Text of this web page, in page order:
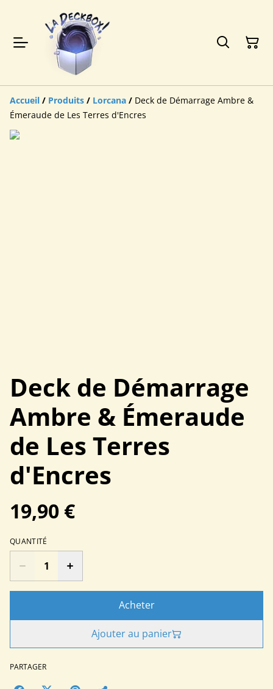
Accueil / Produits / Lorcana / Deck de Démarrage Ambre &
Émeraude de Les Terres d'Encres
Deck de Démarrage
Ambre & Émeraude
de Les Terres
d'Encres
19,90 €
QUANTITÉ
Acheter
Ajouter au panier
PARTAGER